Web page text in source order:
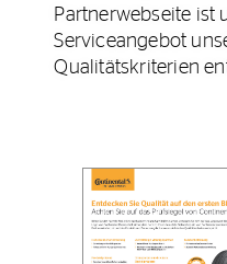
Partnerwebseite ist
Serviceangebot
Qualitätskriterien